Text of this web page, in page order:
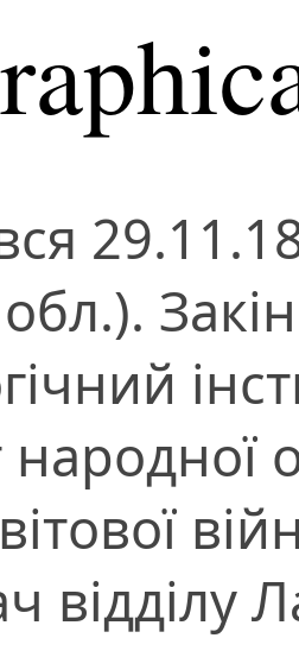
народної
відділу